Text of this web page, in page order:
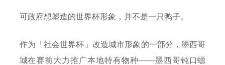
可政府想塑造的世界杯形象，并不是一只鸭子。
作为「社会世界杯」改造城市形象的一部分，墨西哥
城在赛前大力推广本地特有物种——墨西哥钝口螈